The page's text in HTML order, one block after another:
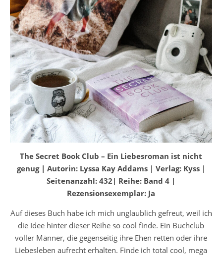
The Secret Book Club – Ein Liebesroman ist nicht
genug | Autorin: Lyssa Kay Addams | Verlag: Kyss |
Seitenanzahl: 432| Reihe: Band 4 |
Rezensionsexemplar: Ja
Auf dieses Buch habe ich mich unglaublich gefreut, weil ich
die Idee hinter dieser Reihe so cool finde. Ein Buchclub
voller Männer, die gegenseitig ihre Ehen retten oder ihre
Liebesleben aufrecht erhalten. Finde ich total cool, mega